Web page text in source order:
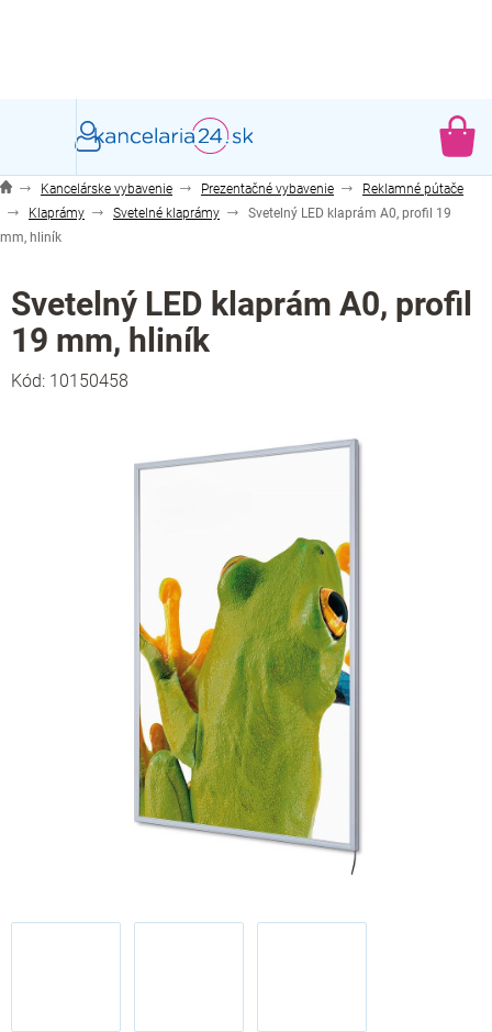
Kancelárske vybavenie Prezentačné vybavenie
Reklamné pútače
Klaprámy
Svetelné klaprámy
Svetelný LED klaprám A0, profil 19
mm, hliník
Svetelný LED klaprám A0, profil
19 mm, hliník
Kód: 10150458